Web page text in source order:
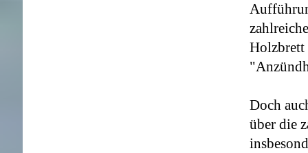
Holzbrett
Doch
über die